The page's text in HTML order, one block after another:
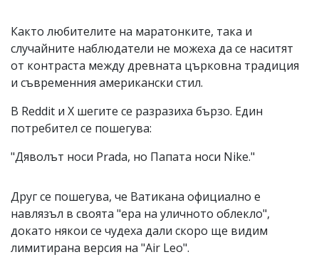
Както любителите на маратонките, така и
случайните наблюдатели не можеха да се наситят
от контраста между древната църковна традиция
и съвременния американски стил.
В Reddit и X шегите се разразиха бързо. Един
потребител се пошегува:
"Дяволът носи Prada, но Папата носи Nike."
Друг се пошегува, че Ватикана официално е
навлязъл в своята "ера на уличното облекло",
докато някои се чудеха дали скоро ще видим
лимитирана версия на "Air Leo".